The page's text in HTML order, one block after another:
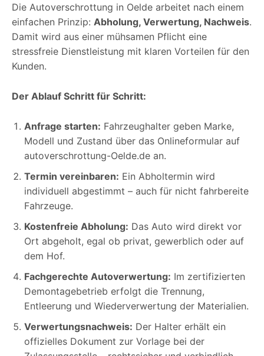
Die Autoverschrottung in Oelde arbeitet nach einem
einfachen Prinzip: Abholung, Verwertung, Nachweis.
Damit wird aus einer mühsamen Pflicht eine
stressfreie Dienstleistung mit klaren Vorteilen für den
Kunden.
Der Ablauf Schritt für Schritt:
Anfrage starten: Fahrzeughalter geben Marke,
Modell und Zustand über das Onlineformular auf
autoverschrottung-Oelde.de an.
Termin vereinbaren: Ein Abholtermin wird
individuell abgestimmt – auch für nicht fahrbereite
Fahrzeuge.
Kostenfreie Abholung: Das Auto wird direkt vor
Ort abgeholt, egal ob privat, gewerblich oder auf
dem Hof.
Fachgerechte Autoverwertung: Im zertifizierten
Demontagebetrieb erfolgt die Trennung,
Entleerung und Wiederverwertung der Materialien.
Verwertungsnachweis: Der Halter erhält ein
offizielles Dokument zur Vorlage bei der